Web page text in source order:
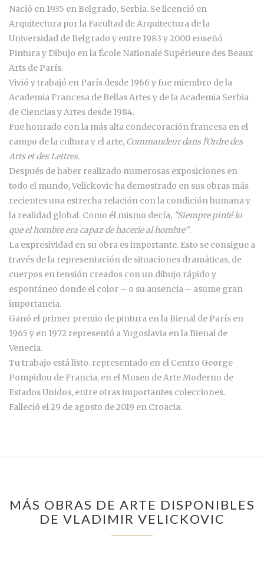
Nació en 1935 en Belgrado, Serbia. Se licenció en
Arquitectura por la Facultad de Arquitectura de la
Universidad de Belgrado y entre 1983 y 2000 enseñó
Pintura y Dibujo en la École Nationale Supérieure des Beaux
Arts de París.
Vivió y trabajó en París desde 1966 y fue miembro de la
Academia Francesa de Bellas Artes y de la Academia Serbia
de Ciencias y Artes desde 1984.
Fue honrado con la más alta condecoración francesa en el
campo de la cultura y el arte, Commandeur dans l'Ordre des
Arts et des Lettres.
Después de haber realizado numerosas exposiciones en
todo el mundo, Velickovic ha demostrado en sus obras más
recientes una estrecha relación con la condición humana y
la realidad global. Como él mismo decía, "Siempre pinté lo
que el hombre era capaz de hacerle al hombre".
La expresividad en su obra es importante. Esto se consigue a
través de la representación de situaciones dramáticas, de
cuerpos en tensión creados con un dibujo rápido y
espontáneo donde el color – o su ausencia – asume gran
importancia.
Ganó el primer premio de pintura en la Bienal de París en
1965 y en 1972 representó a Yugoslavia en la Bienal de
Venecia.
Tu trabajo está listo. representado en el Centro George
Pompidou de Francia, en el Museo de Arte Moderno de
Estados Unidos, entre otras importantes colecciones.
Falleció el 29 de agosto de 2019 en Croacia.
MÁS OBRAS DE ARTE DISPONIBLES
DE VLADIMIR VELICKOVIC